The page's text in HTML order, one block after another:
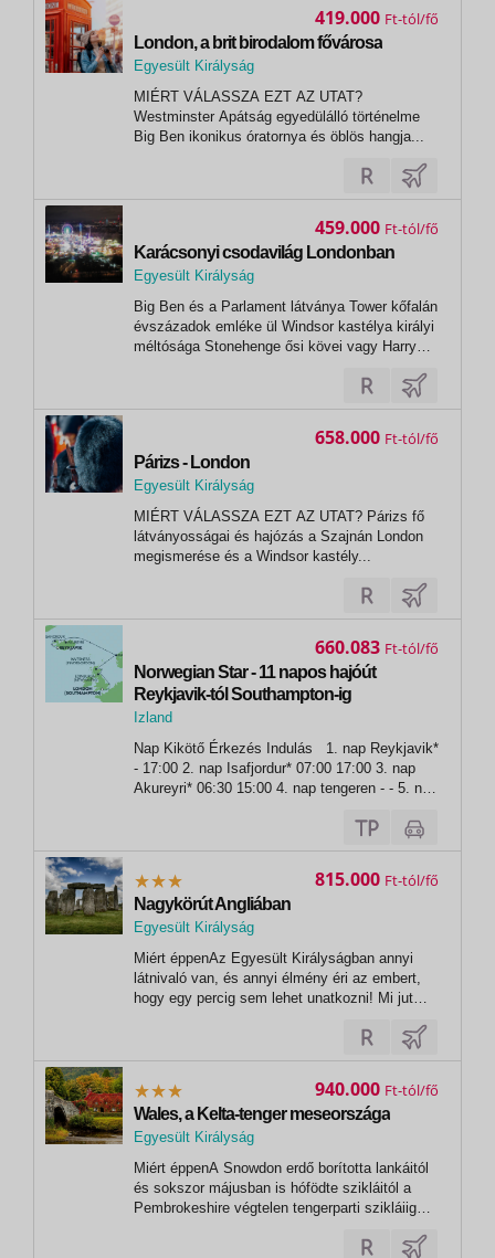
London, a brit birodalom fővárosa
Egyesült Királyság
London
MIÉRT VÁLASSZA EZT AZ UTAT?
Westminster Apátság egyedülálló történelme
Big Ben ikonikus óratornya és öblös hangja...
419.000 Ft
Karácsonyi csodavilág Londonban
Egyesült Királyság
London
Big Ben és a Parlament látványa Tower kőfalán
évszázadok emléke ül Windsor kastélya királyi
méltósága Stonehenge ősi kövei vagy Harry
459.000 Ft
Párizs - London
Egyesült Királyság
London
MIÉRT VÁLASSZA EZT AZ UTAT? Párizs fő
látványosságai és hajózás a Szajnán London
megismerése és a Windsor kastély...
658.000 Ft
Norwegian Star - 11 napos hajóút
Reykjavik-tól Southampton-ig
Izland
Reykjavik
Nap Kikötő Érkezés Indulás 1. nap Reykjavik*
- 17:00 2. nap Isafjordur* 07:00 17:00 3. nap
Akureyri* 06:30 15:00 4. nap tengeren - - 5. nap
nap tengeren - - 8. nap Inverness...
660.083 Ft
Nagykörút Angliában
Egyesült Királyság
London
Miért éppenAz Egyesült Királyságban annyi
látnivaló van, és annyi élmény éri az embert,
hogy egy percig sem lehet unatkozni! Mi jut
emeletes, piros buszok, a jellegzetes, fekete
taxik, a piros telefonfülkék, vagy akár a királyi
815.000 Ft
Wales, a Kelta-tenger meseországa
Egyesült Királyság
Liverpool
Miért éppenA Snowdon erdő borította lankáitól
és sokszor májusban is hófödte szikláitól a
Pembrokeshire végtelen tengerparti szikláiig
hossza több mint 2.700 km, csendes folyói
940.000 Ft